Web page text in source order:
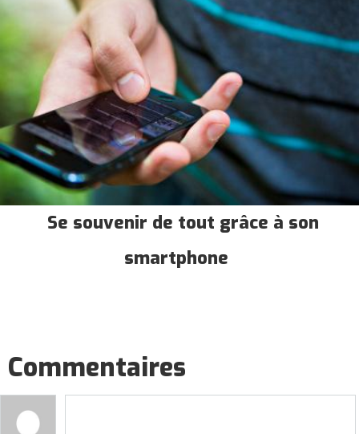
Se souvenir de tout grâce à son
smartphone
Commentaires